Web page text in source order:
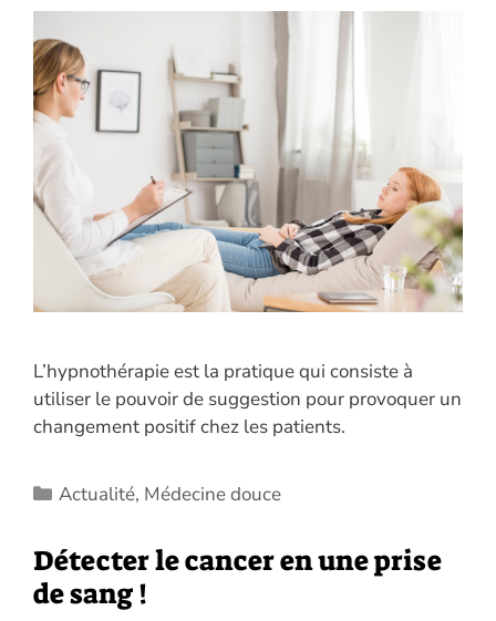
L’hypnothérapie est la pratique qui consiste à
utiliser le pouvoir de suggestion pour provoquer un
changement positif chez les patients.
Catégories
Actualité, Médecine douce
Détecter le cancer en une prise
de sang !